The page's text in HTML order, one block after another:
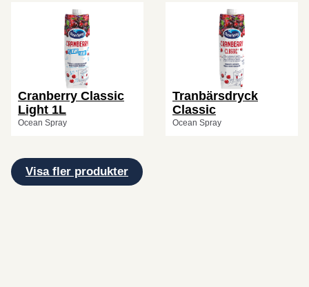
Cranberry Classic
Light 1L
Ocean Spray
Tranbärsdryck
Classic
Ocean Spray
Visa fler produkter